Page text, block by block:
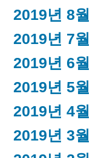
2019년 8월
2019년 7월
2019년 6월
2019년 5월
2019년 4월
2019년 3월